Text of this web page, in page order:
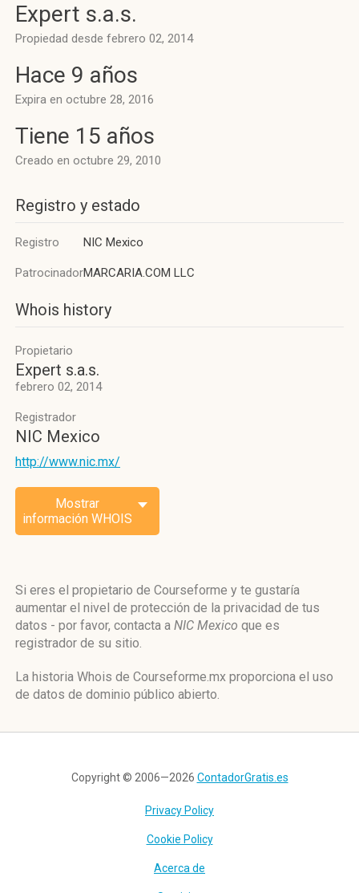
Expert s.a.s.
Propiedad desde febrero 02, 2014
Hace 9 años
Expira en octubre 28, 2016
Tiene 15 años
Creado en octubre 29, 2010
Registro y estado
Registro NIC Mexico
PatrocinadorMARCARIA.COM LLC
Whois history
Propietario
Expert s.a.s.
febrero 02, 2014
Registrador
NIC Mexico
http://www.nic.mx/
Mostrar
información WHOIS
Si eres el propietario de Courseforme y te gustaría
aumentar el nivel de protección de la privacidad de tus
datos - por favor, contacta a NIC Mexico que es
registrador de su sitio.
La historia Whois de Courseforme.mx proporciona el uso
de datos de dominio público abierto.
Copyright © 2006—2026 ContadorGratis.es
Privacy Policy
Cookie Policy
Acerca de